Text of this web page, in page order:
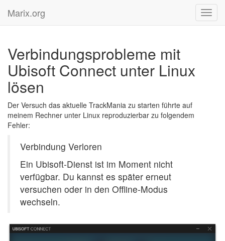
Marix.org
Verbindungsprobleme mit
Ubisoft Connect unter Linux
lösen
Der Versuch das aktuelle TrackMania zu starten führte auf
meinem Rechner unter Linux reproduzierbar zu folgendem
Fehler:
Verbindung Verloren
Ein Ubisoft-Dienst ist im Moment nicht
verfügbar. Du kannst es später erneut
versuchen oder in den Offline-Modus
wechseln.